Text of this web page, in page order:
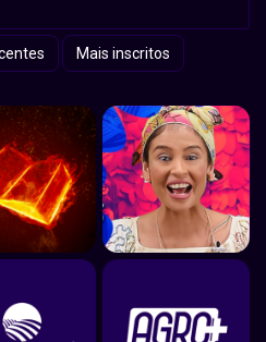
Mais inscritos